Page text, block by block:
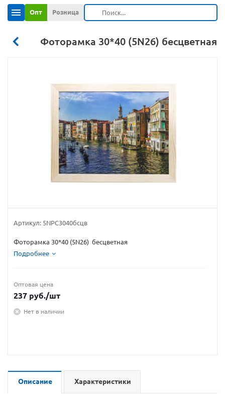
Опт Розница
Фоторамка 30*40 (5N26) бесцветная
Артикул: 5NPC3040бсцв
Фоторамка 30*40 (5N26) бесцветная
Подробнее
Оптовая цена
237 руб./шт
Нет в наличии
Описание Характеристики